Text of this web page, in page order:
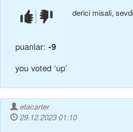
beğendim!beğenmedim!
puanlar: -9
you voted ‘up’
derici misali,
etacarter
29.12.2023 01:10